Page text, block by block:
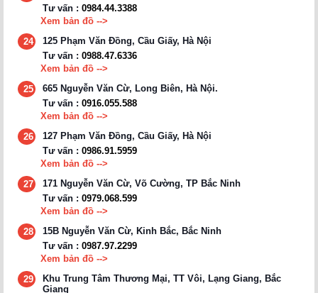
Tư vấn : 0984.44.3388
Xem bản đồ -->
24
125 Phạm Văn Đồng, Cầu Giấy, Hà Nội
Tư vấn : 0988.47.6336
Xem bản đồ -->
25
665 Nguyễn Văn Cừ, Long Biên, Hà Nội.
Tư vấn : 0916.055.588
Xem bản đồ -->
26
127 Phạm Văn Đồng, Cầu Giấy, Hà Nội
Tư vấn : 0986.91.5959
Xem bản đồ -->
27
171 Nguyễn Văn Cừ, Võ Cường, TP Bắc Ninh
Tư vấn : 0979.068.599
Xem bản đồ -->
28
15B Nguyễn Văn Cừ, Kinh Bắc, Bắc Ninh
Tư vấn : 0987.97.2299
Xem bản đồ -->
29
Khu Trung Tâm Thương Mại, TT Vôi, Lạng Giang, Bắc
Giang